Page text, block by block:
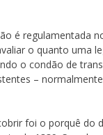
é regulamentada
o quanto uma
o condão de
–
foi o porquê do